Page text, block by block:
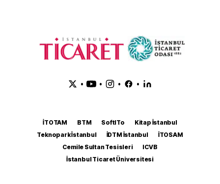
• • • •
İTOTAM BTM SoftITo
Kitap İstanbul
Teknopark İstanbul
İDTM İstanbul
İTOSAM
Cemile Sultan Tesisleri
ICVB
İstanbul Ticaret Üniversitesi